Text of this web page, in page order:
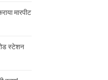
मारपीट
स्टेशन